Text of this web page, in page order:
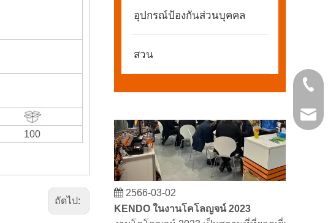
100
ถัดไป:
อุปกรณ์ป้องกันส่วนบุคคล
สวน
KENDO ในนิทรรศการ BIG5 Dubai
KENDO ในงานโคโลญจน์ 2023
งานโคโลญจน์ 2023 เป็นสถานที่ที่ยอดเยี่ยมสำหรับ
+86 21